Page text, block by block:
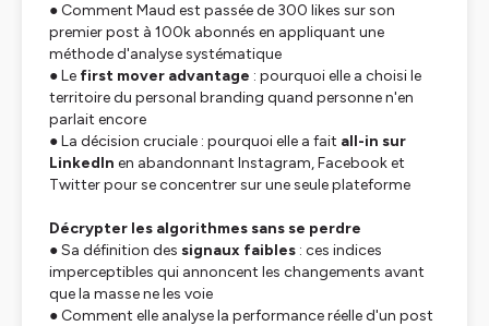
● Comment Maud est passée de 300 likes sur son
premier post à 100k abonnés en appliquant une
méthode d'analyse systématique
● Le first mover advantage : pourquoi elle a choisi le
territoire du personal branding quand personne n'en
parlait encore
● La décision cruciale : pourquoi elle a fait all-in sur
LinkedIn en abandonnant Instagram, Facebook et
Twitter pour se concentrer sur une seule plateforme
Décrypter les algorithmes sans se perdre
● Sa définition des signaux faibles : ces indices
imperceptibles qui annoncent les changements avant
que la masse ne les voie
● Comment elle analyse la performance réelle d'un post